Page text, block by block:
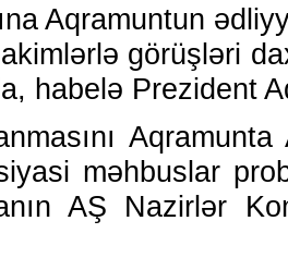
Aqramuntun
görüşləri
habelə Prezident
məhbuslar
AŞ Nazirlər